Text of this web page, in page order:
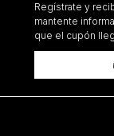
Regístrate y
mantente
que el cupón